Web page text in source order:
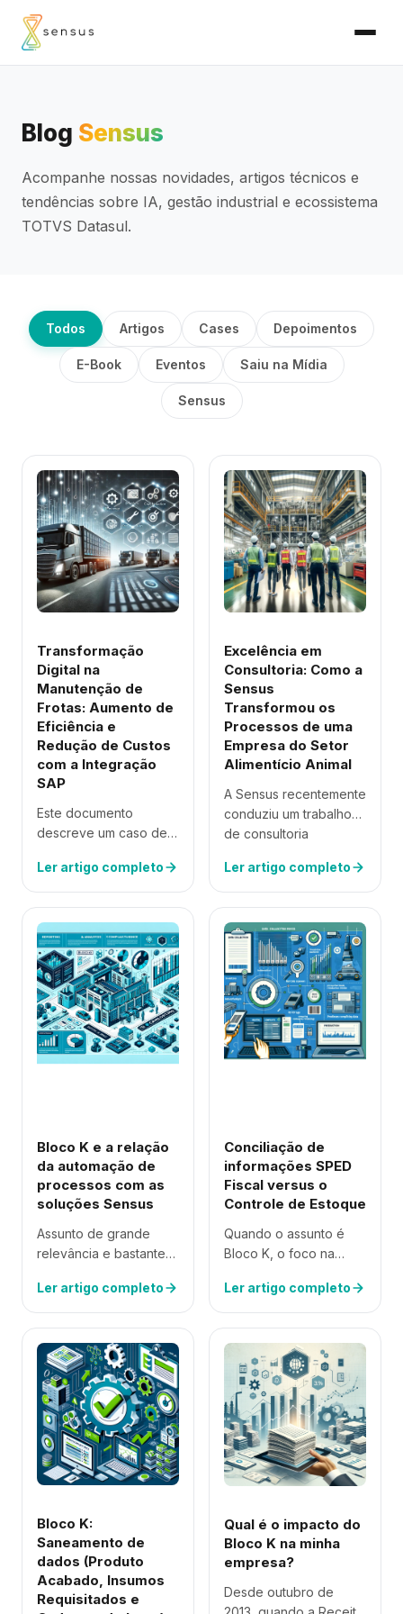
Blog Sensus
Acompanhe nossas novidades, artigos técnicos e
tendências sobre IA, gestão industrial e ecossistema
TOTVS Datasul.
Todos Artigos Cases Depoimentos
E-Book Eventos Saiu na Mídia
Sensus
Transformação
Digital na
Manutenção de
Frotas: Aumento de
Eficiência e
Redução de Custos
com a Integração
SAP
Este documento
descreve um caso de
utilizava o sistema
fornecido pela nossa
empresa para o
apontamento da
manutenção de frotas,
…
Ler artigo completo
Excelência em
Consultoria: Como a
Sensus
Transformou os
Processos de uma
Empresa do Setor
Alimentício Animal
A Sensus recentemente
conduziu um trabalho
de consultoria
empresa do setor
alimentício animal,
proporcionando
melhorias significativas
nos processos e
resultados da
empresa….
Ler artigo completo
Bloco K e a relação
da automação de
processos com as
soluções Sensus
Assunto de grande
relevância e bastante
artigos, o controle de
estoque com alta
acuracidade é vital
para entrega das
informações do Bloco…
Ler artigo completo
Conciliação de
informações SPED
Fiscal versus o
Controle de Estoque
Quando o assunto é
Bloco K, o foco na
controle de estoque
dos itens escriturados
na EFD ICMS/IPI é a
chave para definir…
Ler artigo completo
Bloco K:
Saneamento de
dados (Produto
Acabado, Insumos
Requisitados e
Qual é o impacto do
Bloco K na minha
empresa?
Desde outubro de